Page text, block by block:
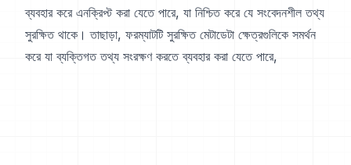
ব্যবহার করে এনক্রিপ্ট করা যেতে পারে, যা নিশ্চিত করে যে সংবেদনশীল তথ্য
সুরক্ষিত থাকে। তাছাড়া, ফরম্যাটটি সুরক্ষিত মেটাডেটা ক্ষেত্রগুলিকে সমর্থন
করে যা ব্যক্তিগত তথ্য সংরক্ষণ করতে ব্যবহার করা যেতে পারে,